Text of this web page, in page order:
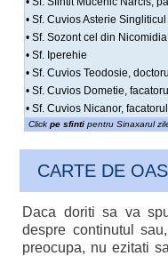
• Sf. Cuvios Asterie Singliticul
• Sf. Sozont cel din Nicomidia
• Sf. Iperehie
• Sf. Cuvios Teodosie,
• Sf. Cuvios Dometie,
• Sf. Cuvios Nicanor,
Click pe sfintipentru Sinaxarul
CARTE DE
Daca doriti sa va
despre continutul
preocupa, nu ezitati